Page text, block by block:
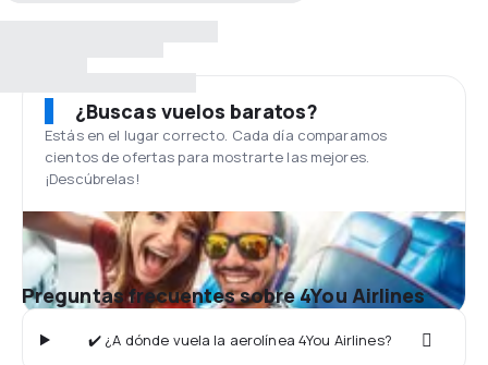
¿Buscas vuelos baratos?
Estás en el lugar correcto. Cada día comparamos
cientos de ofertas para mostrarte las mejores.
¡Descúbrelas!
Preguntas frecuentes sobre 4You Airlines
✔️ ¿A dónde vuela la aerolínea 4You Airlines?